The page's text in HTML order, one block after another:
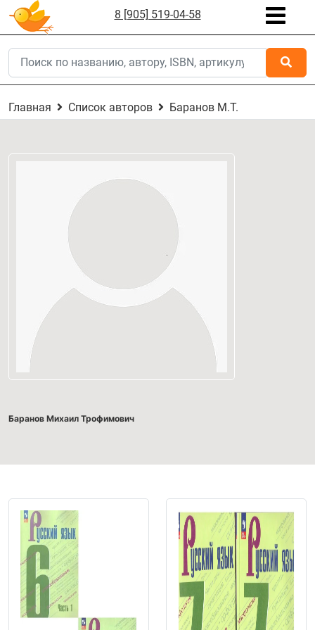
8 [905] 519-04-58
Главная Список авторов Баранов М.Т.
Баранов Михаил Трофимович